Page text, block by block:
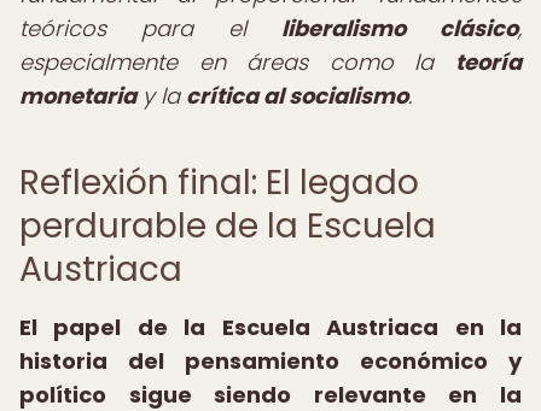
teóricos para el liberalismo clásico,
especialmente en áreas como la teoría
monetariay la crítica al socialismo.
Reflexión final: El legado
perdurable de la Escuela
Austriaca
El papel de la Escuela Austriaca en la
historia del pensamiento económico y
político sigue siendo relevante en la